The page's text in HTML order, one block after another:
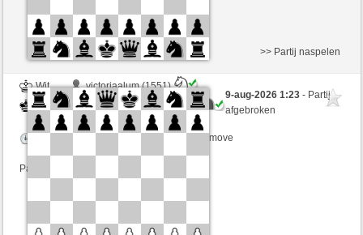
Wit
victoriaalum (1551)
Zwart
Lavalangaperfetta (1585)
Speelduur: 5 minutes/side + 3 seconds/move
Partij telt mee voor de ranglijst
>> Partij naspelen
9-aug-2026 1:23- Partij
afgebroken